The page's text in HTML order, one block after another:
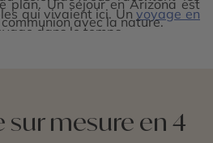
qui vivaient ici. Un voyage en
dans le temps.
plan. Un séjour en Arizona est
avec la nature.
sur mesure en 4